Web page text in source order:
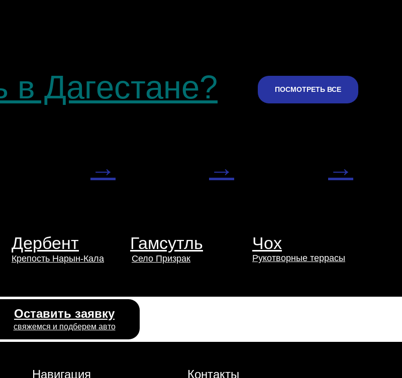
Рукотворные террасы
→
Чох
Село Призрак
→
Гамсутль
Крепость Нарын-Кала
→
Дербент
ПОСМОТРЕТЬ ВСЕ
в Дагестане?
свяжемся и подберем авто
Оставить заявку
Навигация Контакты